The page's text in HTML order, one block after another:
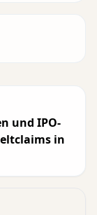
und IPO-
in